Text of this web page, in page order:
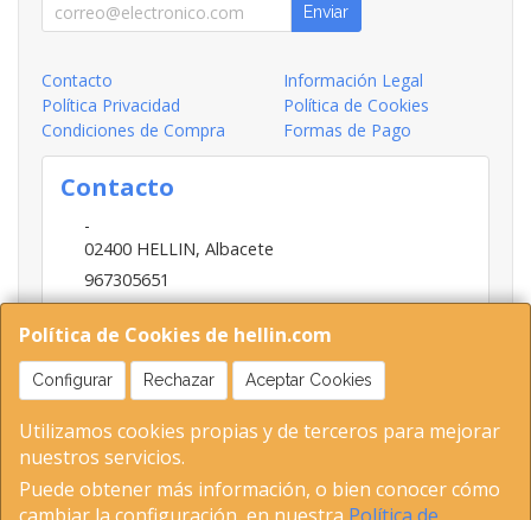
Política de Cookies de hellin.com
Configurar Rechazar Aceptar Cookies
Utilizamos cookies propias y de terceros para mejorar
nuestros servicios.
Puede obtener más información, o bien conocer cómo
Enviar
Contacto
Información Legal
Política Privacidad
Política de Cookies
Condiciones de Compra
Formas de Pago
Contacto
-
02400 HELLIN, Albacete
967305651
INFO@HELLIN.COM
Horario
09:00-13:30; 16:30-20:30